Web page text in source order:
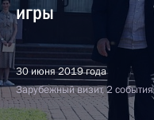
игры
30 июня 2019 года
Зарубежный визит, 2 события